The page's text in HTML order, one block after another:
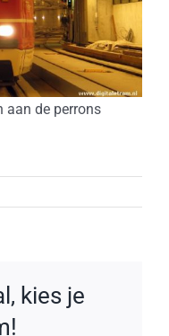
aan de perrons
kies je